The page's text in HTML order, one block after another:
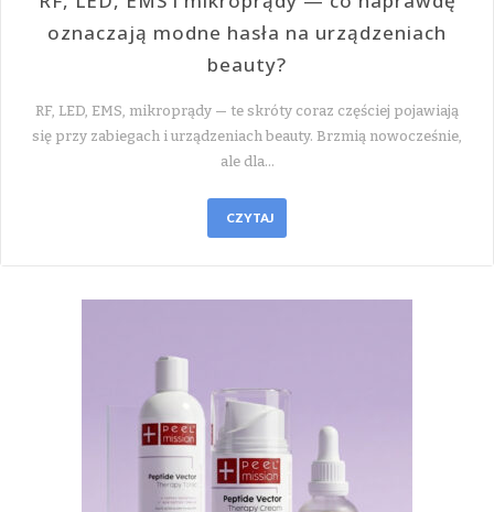
oznaczają modne hasła na urządzeniach
beauty?
RF, LED, EMS, mikroprądy — te skróty coraz częściej pojawiają
się przy zabiegach i urządzeniach beauty. Brzmią nowocześnie,
ale dla…
CZYTAJ